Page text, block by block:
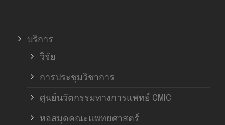
บริการ
วิจัย
การประชุมวิชาการ
ศูนย์นวัตกรรมทางการแพทย์ CMIC
หอสมุดคณะแพทยศาสตร์